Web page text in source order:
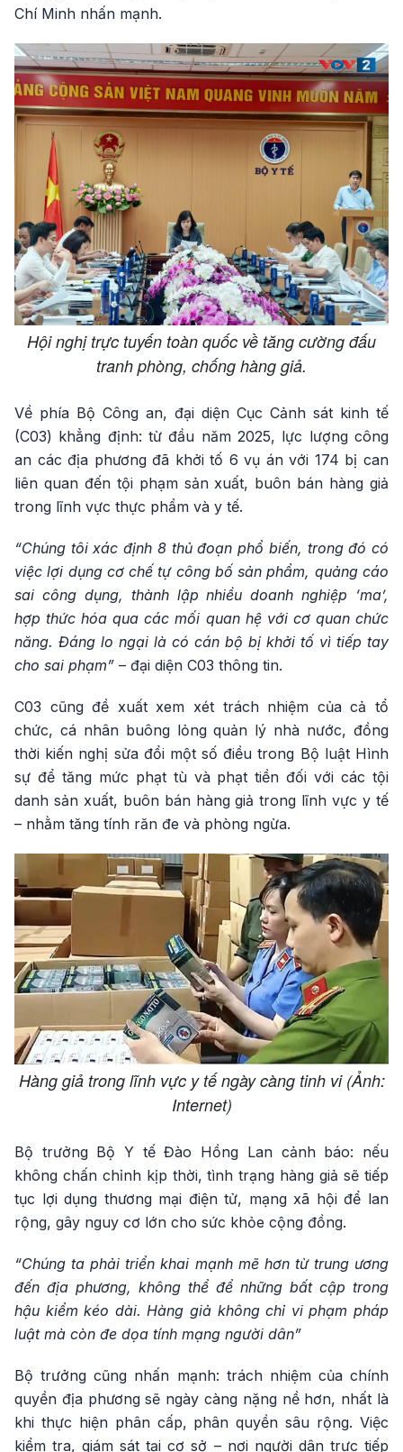
Chí Minh nhấn mạnh.
Hội nghị trực tuyến toàn quốc về tăng cường đấu
tranh phòng, chống hàng giả.
Về phía Bộ Công an, đại diện Cục Cảnh sát kinh tế
(C03) khẳng định: từ đầu năm 2025, lực lượng công
an các địa phương đã khởi tố 6 vụ án với 174 bị can
liên quan đến tội phạm sản xuất, buôn bán hàng giả
trong lĩnh vực thực phẩm và y tế.
“Chúng tôi xác định 8 thủ đoạn phổ biến, trong đó có
việc lợi dụng cơ chế tự công bố sản phẩm, quảng cáo
sai công dụng, thành lập nhiều doanh nghiệp ‘ma’,
hợp thức hóa qua các mối quan hệ với cơ quan chức
năng. Đáng lo ngại là có cán bộ bị khởi tố vì tiếp tay
cho sai phạm” – đại diện C03 thông tin.
C03 cũng đề xuất xem xét trách nhiệm của cả tổ
chức, cá nhân buông lỏng quản lý nhà nước, đồng
thời kiến nghị sửa đổi một số điều trong Bộ luật Hình
sự để tăng mức phạt tù và phạt tiền đối với các tội
danh sản xuất, buôn bán hàng giả trong lĩnh vực y tế
– nhằm tăng tính răn đe và phòng ngừa.
Hàng giả trong lĩnh vực y tế ngày càng tinh vi (Ảnh:
Internet)
Bộ trưởng Bộ Y tế Đào Hồng Lan cảnh báo: nếu
không chấn chỉnh kịp thời, tình trạng hàng giả sẽ tiếp
tục lợi dụng thương mại điện tử, mạng xã hội để lan
rộng, gây nguy cơ lớn cho sức khỏe cộng đồng.
“Chúng ta phải triển khai mạnh mẽ hơn từ trung ương
đến địa phương, không thể để những bất cập trong
hậu kiểm kéo dài. Hàng giả không chỉ vi phạm pháp
luật mà còn đe dọa tính mạng người dân”
Bộ trưởng cũng nhấn mạnh: trách nhiệm của chính
quyền địa phương sẽ ngày càng nặng nề hơn, nhất là
khi thực hiện phân cấp, phân quyền sâu rộng. Việc
kiểm tra, giám sát tại cơ sở – nơi người dân trực tiếp